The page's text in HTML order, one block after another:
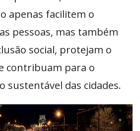
apenas facilitem o
pessoas, mas também
social, protejam o
contribuam para o
sustentável das cidades.